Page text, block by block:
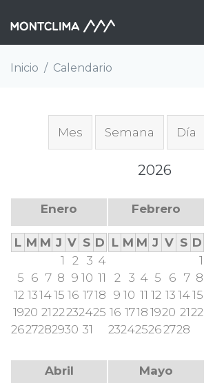
Formulario de búsqueda
Inicio / Calendario
Mes Semana Día
2026
Enero
L M M J V S D
1
2 3 4
5 6 7 8 9 10 11
12 131415 16 1718
1920 2122232425
2627282930 31
Febrero
L M M J V S D
1
2 3 4 5 6 7 8
9 10 11 12 13 1415
16 1718 1920 2122
232425262728
Abril
Mayo